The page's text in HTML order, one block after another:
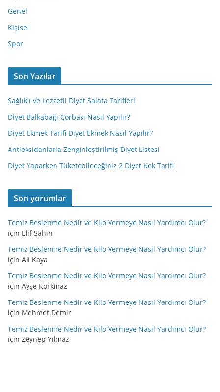
Genel
Kişisel
Spor
Son Yazılar
Sağlıklı ve Lezzetli Diyet Salata Tarifleri
Diyet Balkabağı Çorbası Nasıl Yapılır?
Diyet Ekmek Tarifi Diyet Ekmek Nasıl Yapılır?
Antioksidanlarla Zenginleştirilmiş Diyet Listesi
Diyet Yaparken Tüketebileceğiniz 2 Diyet Kek Tarifi
Son yorumlar
Temiz Beslenme Nedir ve Kilo Vermeye Nasıl Yardımcı Olur?
için Elif Şahin
Temiz Beslenme Nedir ve Kilo Vermeye Nasıl Yardımcı Olur?
için Ali Kaya
Temiz Beslenme Nedir ve Kilo Vermeye Nasıl Yardımcı Olur?
için Ayşe Korkmaz
Temiz Beslenme Nedir ve Kilo Vermeye Nasıl Yardımcı Olur?
için Mehmet Demir
Temiz Beslenme Nedir ve Kilo Vermeye Nasıl Yardımcı Olur?
için Zeynep Yılmaz